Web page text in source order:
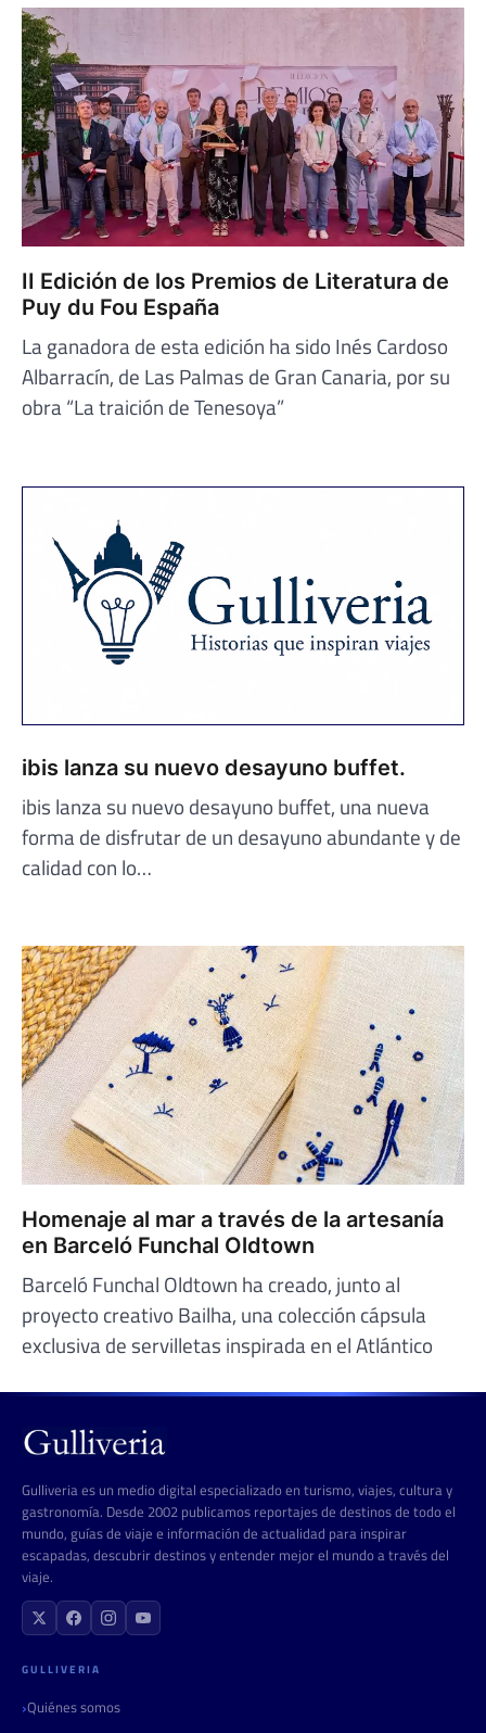
II Edición de los Premios de Literatura de
Puy du Fou España
La ganadora de esta edición ha sido Inés Cardoso
Albarracín, de Las Palmas de Gran Canaria, por su
obra “La traición de Tenesoya”
ibis lanza su nuevo desayuno buffet.
ibis lanza su nuevo desayuno buffet, una nueva
forma de disfrutar de un desayuno abundante y de
calidad con lo…
Homenaje al mar a través de la artesanía
en Barceló Funchal Oldtown
Barceló Funchal Oldtown ha creado, junto al
proyecto creativo Bailha, una colección cápsula
exclusiva de servilletas inspirada en el Atlántico
Gulliveria es un medio digital especializado en turismo, viajes, cultura y
gastronomía. Desde 2002 publicamos reportajes de destinos de todo el
mundo, guías de viaje e información de actualidad para inspirar
escapadas, descubrir destinos y entender mejor el mundo a través del
viaje.
GULLIVERIA
Quiénes somos